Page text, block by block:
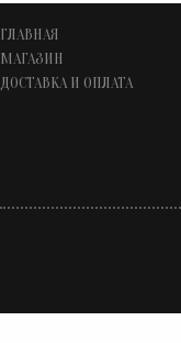
ГЛАВНАЯ
МАГАЗИН
ДОСТАВКА И ОПЛАТА